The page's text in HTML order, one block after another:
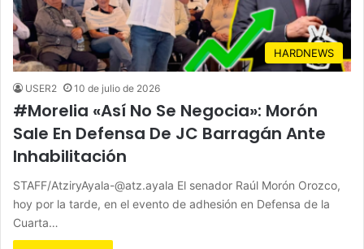
HARDNEWS
USER2 10 de julio de 2026
#Morelia «Así No Se Negocia»: Morón
Sale En Defensa De JC Barragán Ante
Inhabilitación
STAFF/AtziryAyala-@atz.ayala El senador Raúl Morón Orozco,
hoy por la tarde, en el evento de adhesión en Defensa de la
Cuarta…